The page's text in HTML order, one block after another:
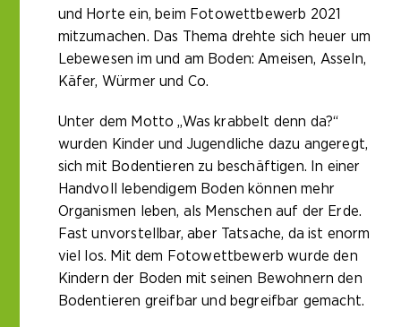
und Horte ein, beim Fotowettbewerb 2021
mitzumachen. Das Thema drehte sich heuer um
Lebewesen im und am Boden: Ameisen, Asseln,
Käfer, Würmer und Co.
Unter dem Motto „Was krabbelt denn da?“
wurden Kinder und Jugendliche dazu angeregt,
sich mit Bodentieren zu beschäftigen. In einer
Handvoll lebendigem Boden können mehr
Organismen leben, als Menschen auf der Erde.
Fast unvorstellbar, aber Tatsache, da ist enorm
viel los. Mit dem Fotowettbewerb wurde den
Kindern der Boden mit seinen Bewohnern den
Bodentieren greifbar und begreifbar gemacht.